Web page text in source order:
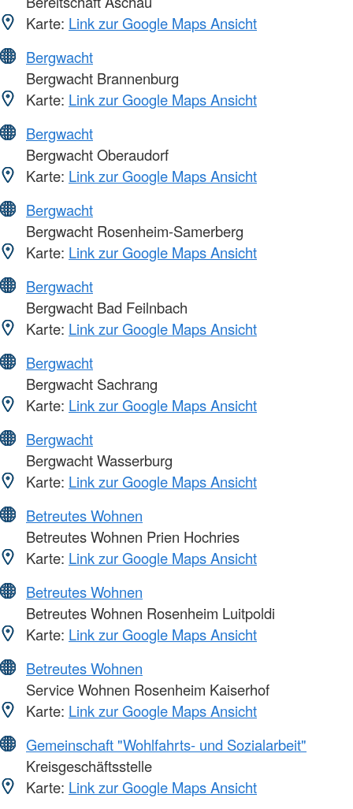
Karte: Link zur Google Maps Ansicht
Bergwacht
Bergwacht Brannenburg
Karte: Link zur Google Maps Ansicht
Bergwacht
Bergwacht Oberaudorf
Karte: Link zur Google Maps Ansicht
Bergwacht
Bergwacht Rosenheim-Samerberg
Karte: Link zur Google Maps Ansicht
Bergwacht
Bergwacht Bad Feilnbach
Karte: Link zur Google Maps Ansicht
Bergwacht
Bergwacht Sachrang
Karte: Link zur Google Maps Ansicht
Bergwacht
Bergwacht Wasserburg
Karte: Link zur Google Maps Ansicht
Betreutes Wohnen
Betreutes Wohnen Prien Hochries
Karte: Link zur Google Maps Ansicht
Betreutes Wohnen
Betreutes Wohnen Rosenheim Luitpoldi
Karte: Link zur Google Maps Ansicht
Betreutes Wohnen
Service Wohnen Rosenheim Kaiserhof
Karte: Link zur Google Maps Ansicht
Gemeinschaft "Wohlfahrts- und Sozialarbeit"
Kreisgeschäftsstelle
Karte: Link zur Google Maps Ansicht